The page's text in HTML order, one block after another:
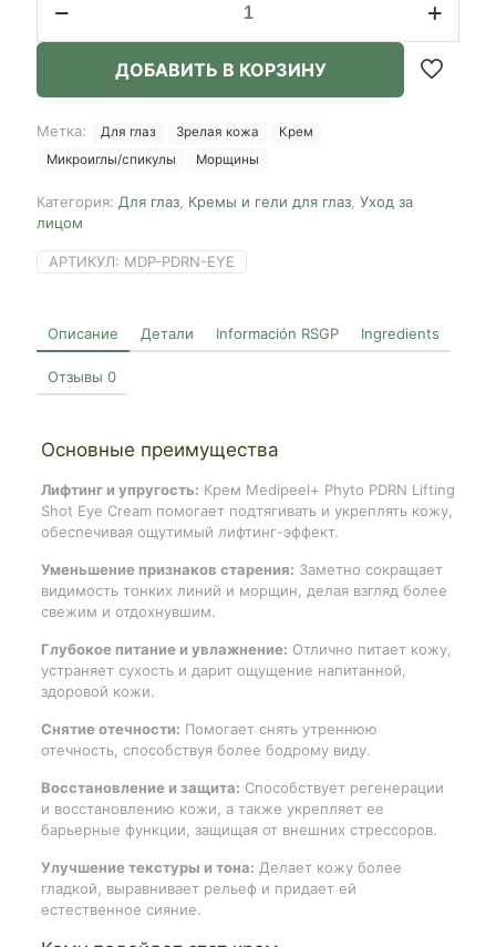
Описание Детали Información RSGP Ingredients
Отзывы 0
Основные преимущества
Лифтинг и упругость: Крем Medipeel+ Phyto PDRN Lifting
Shot Eye Cream помогает подтягивать и укреплять кожу,
обеспечивая ощутимый лифтинг-эффект.
Уменьшение признаков старения: Заметно сокращает
видимость тонких линий и морщин, делая взгляд более
свежим и отдохнувшим.
Глубокое питание и увлажнение: Отлично питает кожу,
устраняет сухость и дарит ощущение напитанной,
здоровой кожи.
Снятие отечности: Помогает снять утреннюю
отечность, способствуя более бодрому виду.
Восстановление и защита: Способствует регенерации
и восстановлению кожи, а также укрепляет ее
барьерные функции, защищая от внешних стрессоров.
Улучшение текстуры и тона: Делает кожу более
гладкой, выравнивает рельеф и придает ей
естественное сияние.
товара
Lifting
Eye
Cream,
ДОБАВИТЬ В КОРЗИНУ
Метка: Для глаз Зрелая кожа
Крем
Микроиглы/спикулы
Морщины
Категория: Для глаз Кремы и гели для глаз Уход за
лицом
АРТИКУЛ: MDP-PDRN-EYE